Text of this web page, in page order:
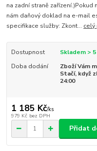
na zadní straně
nám daňový doklad na e-mail
specifikace služby: Zkont... celý
Dostupnost
Skladem >
Doba dodání
Zboží Vám
Stačí, když
24:00
1 185 Kč/ks
979 Kč bez DPH
Přidat